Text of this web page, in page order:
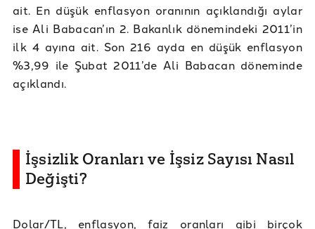
ait. En düşük enflasyon oranının açıklandığı aylar
ise Ali Babacan’ın 2. Bakanlık dönemindeki 2011’in
ilk 4 ayına ait. Son 216 ayda en düşük enflasyon
%3,99 ile Şubat 2011’de Ali Babacan döneminde
açıklandı.
İşsizlik Oranları ve İşsiz Sayısı Nasıl
Değişti?
Dolar/TL, enflasyon, faiz oranları gibi birçok